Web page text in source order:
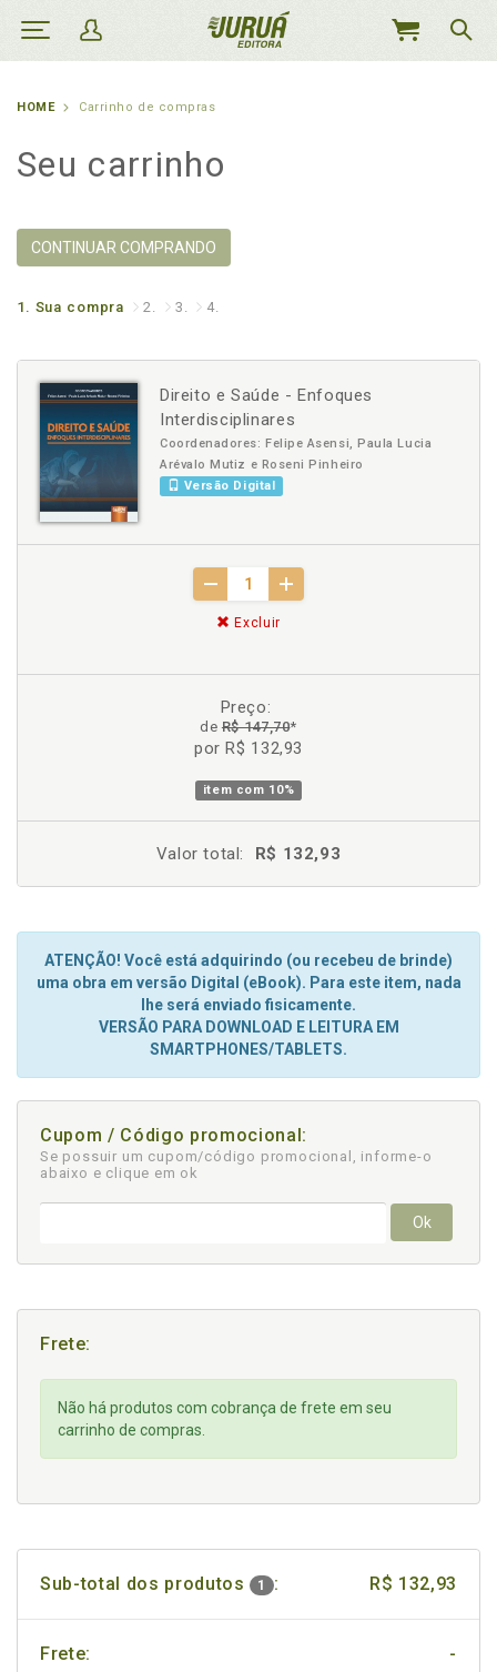
MEU
HOME Carrinho de compras
Seu carrinho
CONTINUAR COMPRANDO
1. Sua compra 2. 3. 4.
Direito e Saúde - Enfoques
Interdisciplinares
Coordenadores: Felipe Asensi, Paula Lucia
Arévalo Mutiz e Roseni Pinheiro
Versão Digital
Excluir
Preço:
deR$ 147,70*
por R$ 132,93
item com 10%
Valor total: R$ 132,93
ATENÇÃO! Você está adquirindo (ou recebeu de brinde)
uma obra em versão Digital (eBook). Para este item, nada
lhe será enviado fisicamente.
VERSÃO PARA DOWNLOAD E LEITURA EM
SMARTPHONES/TABLETS.
Cupom / Código promocional:
Se possuir um cupom/código promocional, informe-o
abaixo e clique em ok
Ok
Frete:
Não há produtos com cobrança de frete em seu
carrinho de compras.
Sub-total dos produtos 1 : R$ 132,93
Frete: -